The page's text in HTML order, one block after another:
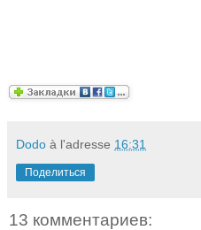
Dodo à l'adresse 16:31
Поделиться
13 комментариев: